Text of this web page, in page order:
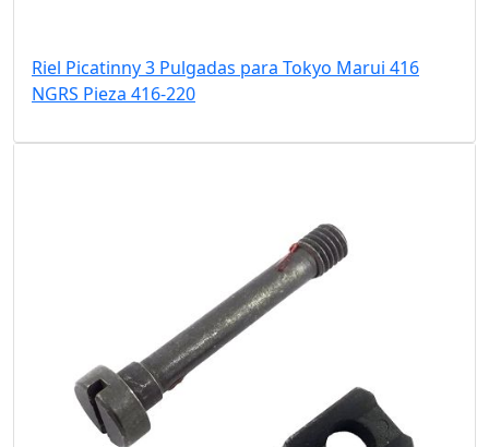
Riel Picatinny 3 Pulgadas para Tokyo Marui 416
NGRS Pieza 416-220